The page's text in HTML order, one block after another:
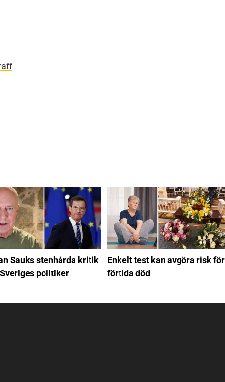
Sauks stenhårda kritik
politiker
Enkelt test kan avgöra risk för
förtida död